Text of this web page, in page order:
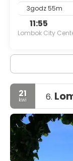
3godz 55m
11:55
Lombok City
21
kwi 6.